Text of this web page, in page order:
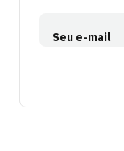
Seu e-mail